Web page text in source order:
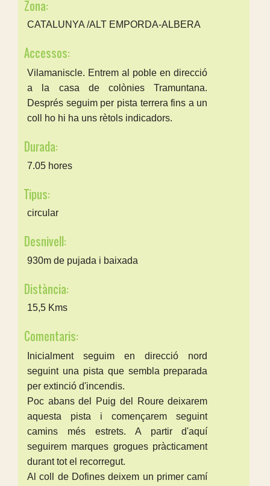
Zona:
CATALUNYA /ALT EMPORDA-ALBERA
Accessos:
Vilamaniscle. Entrem al poble en direcció
a la casa de colònies Tramuntana.
Després seguim per pista terrera fins a un
coll ho hi ha uns rètols indicadors.
Durada:
7.05 hores
Tipus:
circular
Desnivell:
930m de pujada i baixada
Distància:
15,5 Kms
Comentaris:
Inicialment seguim en direcció nord
seguint una pista que sembla preparada
per extinció d'incendis.
Poc abans del Puig del Roure deixarem
aquesta pista i començarem seguint
camins més estrets. A partir d'aquí
seguirem marques grogues pràcticament
durant tot el recorregut.
Al coll de Dofines deixem un primer camí